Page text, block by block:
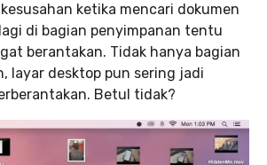
ketika mencari dokumen
di bagian penyimpanan tentu
berantakan. Tidak hanya bagian
layar desktop pun sering jadi
Betul tidak?